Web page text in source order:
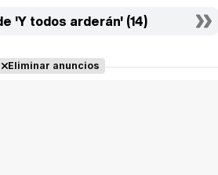
'Y todos arderán' (14)
Eliminar anuncios